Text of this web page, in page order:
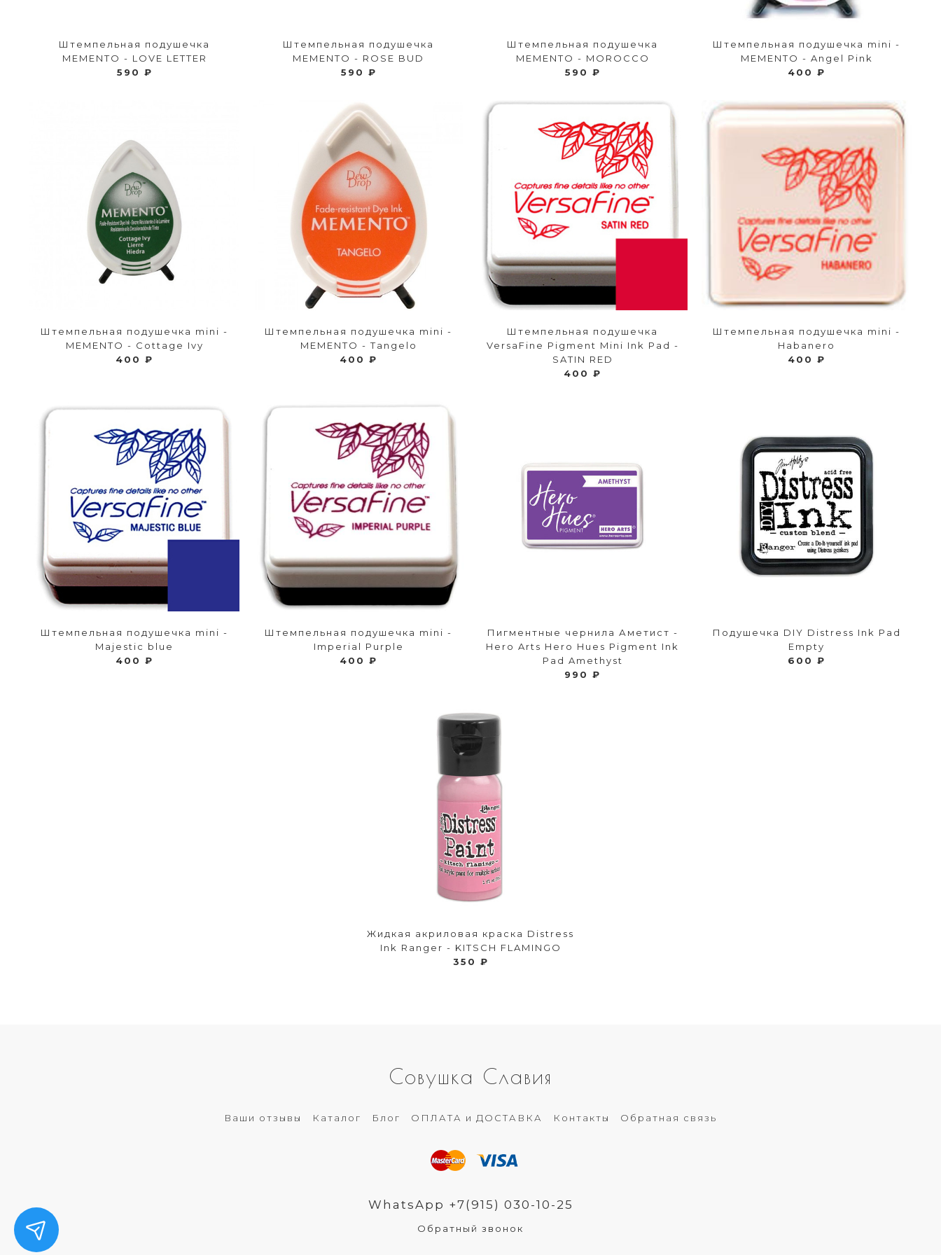
Штемпельная подушечка
MEMENTO - LOVE LETTER
590 ₽
Штемпельная подушечка
MEMENTO - ROSE BUD
590 ₽
Штемпельная подушечка
MEMENTO - MOROCCO
590 ₽
Штемпельная подушечка mini -
MEMENTO - Angel Pink
400 ₽
Штемпельная подушечка mini -
MEMENTO - Cottage Ivy
400 ₽
Штемпельная подушечка mini -
MEMENTO - Tangelo
400 ₽
Штемпельная подушечка
VersaFine Pigment Mini Ink Pad -
SATIN RED
400 ₽
Штемпельная подушечка mini -
Habanero
400 ₽
Штемпельная подушечка mini -
Majestic blue
400 ₽
Штемпельная подушечка mini -
Imperial Purple
400 ₽
Пигментные чернила Аметист -
Hero Arts Hero Hues Pigment Ink
Pad Amethyst
990 ₽
Подушечка DIY Distress Ink Pad
Empty
600 ₽
Жидкая акриловая краска Distress
Ink Ranger - KITSCH FLAMINGO
350 ₽
Совушка Славия
Ваши отзывы Каталог Блог ОПЛАТА и ДОСТАВКА Контакты Обратная связь
WhatsApp +7(915) 030-10-25
Обратный звонок